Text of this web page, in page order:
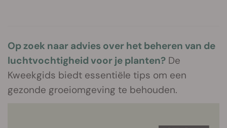
Op zoek naar advies over het beheren van de
luchtvochtigheid voor je planten? De
Kweekgids biedt essentiële tips om een
gezonde groeiomgeving te behouden.